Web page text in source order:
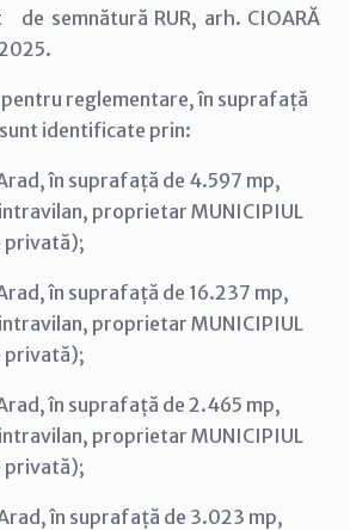
semnătură RUR, arh. CIOARĂ
reglementare, în suprafață
identificate prin:
în suprafață de 4.597 mp,
proprietar MUNICIPIUL
privată);
în suprafață de 16.237 mp,
proprietar MUNICIPIUL
privată);
în suprafață de 2.465 mp,
proprietar MUNICIPIUL
privată);
în suprafață de 3.023 mp,